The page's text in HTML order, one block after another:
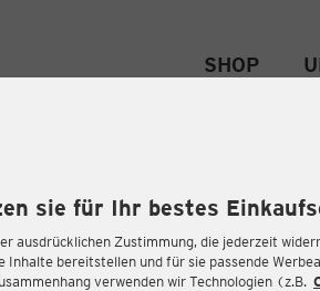
sie für Ihr bestes
ausdrücklichen Zustimmung, die jederzeit
bereitstellen und für sie passende
verwenden wir Technologien (z.B.
SHOP